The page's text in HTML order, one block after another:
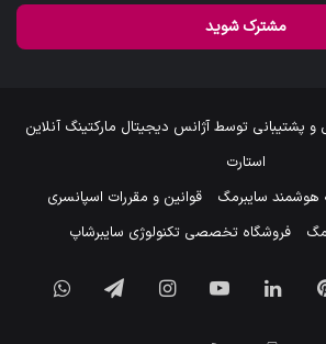
و پشتیبانی توسطآژانس دیجیتال مارکتینگ آنلاین
استارت
هوشمند سایبرمگ
قوانین و مقررات اسپانسری
فروشگاه تخصصی تکنولوژی سایبرشاپ
‫پین‌ترست لینکدین یوتیوب اینستاگرام تلگرام